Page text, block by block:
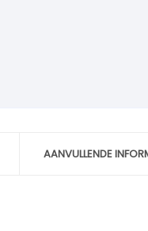
AANVULLENDE